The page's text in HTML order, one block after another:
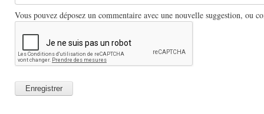
Vous pouvez déposez un commentaire avec une nouvelle suggestion, ou